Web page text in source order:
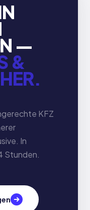
—
&
KFZ
In
Stunden.